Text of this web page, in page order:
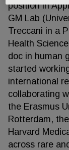
position in
GM Lab
Treccani in a
Health
doc in human
started
international
collaborating
the Erasmus
Rotterdam,
Harvard
across rare